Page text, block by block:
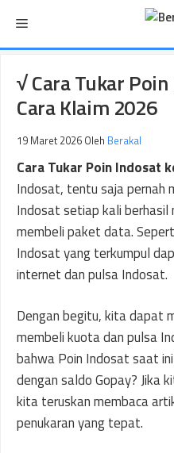
isi
Menu
√ Cara Tukar
Cara Klaim 2026
19 Maret 2026 Oleh Berakal
Cara Tukar Poin Indosat
Indosat, tentu saja pernah
Indosat setiap kali berhasil
membeli paket data.
Indosat yang terkumpul
internet dan pulsa Indosat.
Dengan begitu, kita dapat
membeli kuota dan pulsa
bahwa Poin Indosat saat
dengan saldo Gopay? Jika
kita teruskan membaca
penukaran yang tepat.